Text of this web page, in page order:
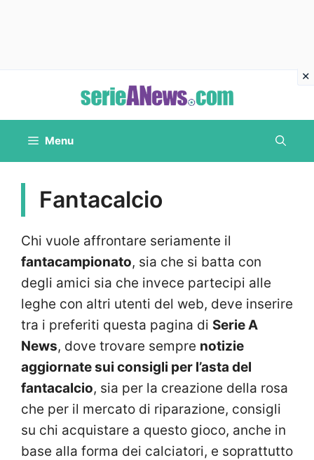
contenuto
Menu
Fantacalcio
Chi vuole affrontare seriamente il
fantacampionato, sia che si batta con
degli amici sia che invece partecipi alle
leghe con altri utenti del web, deve inserire
tra i preferiti questa pagina di Serie A
News, dove trovare sempre notizie
aggiornate sui consigli per l’asta del
fantacalcio, sia per la creazione della rosa
che per il mercato di riparazione, consigli
su chi acquistare a questo gioco, anche in
base alla forma dei calciatori, e soprattutto